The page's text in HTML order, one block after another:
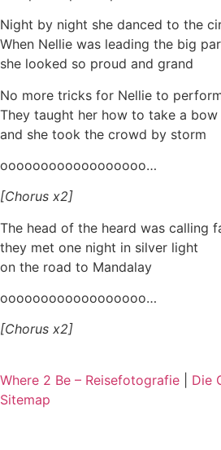
Night by night she danced to the
When Nellie was leading the big
she looked so proud and grand
No more tricks for Nellie to
They taught her how to take a bow
and she took the crowd by storm
oooooooooooooooooo…
[Chorus x2]
The head of the heard was calling
they met one night in silver light
on the road to Mandalay
oooooooooooooooooo…
[Chorus x2]
Where 2 Be – Reisefotografie Die
Sitemap